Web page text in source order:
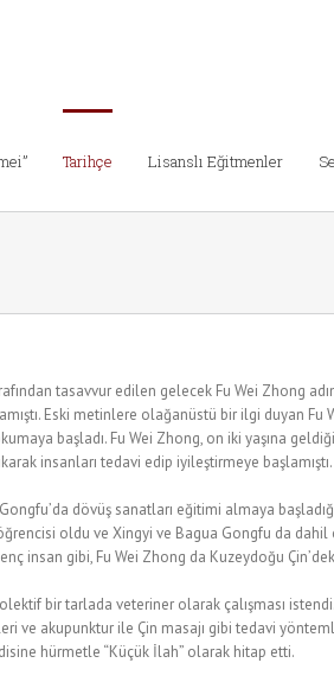
Tarihçe Lisanslı Eğitmenler
tasavvur edilen gelecek Fu Wei Zhong
Eski metinlere olağanüstü bir ilgi duyan Fu
başladı. Fu Wei Zhong, on iki yaşına
insanları tedavi edip iyileştirmeye başlamıştı.
dövüş sanatları eğitimi almaya
oldu ve Xingyi ve Bagua Gongfu da
insan gibi, Fu Wei Zhong da Kuzeydoğu
bir tarlada veteriner olarak çalışması
ve akupunktur ile Çin masajı gibi tedavi
hürmetle “Küçük İlah” olarak hitap etti.